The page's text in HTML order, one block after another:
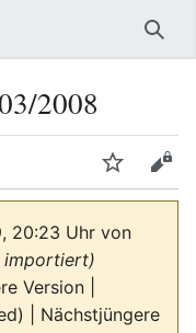
2008
20:23 Uhr von
importiert)
Version |
| Nächstjüngere